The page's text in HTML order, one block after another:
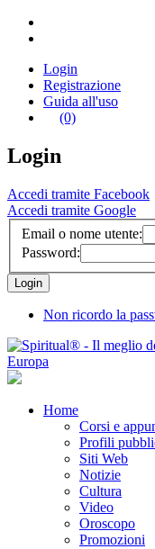
Login
Registrazione
Guida all'uso
(0)
Login
Accedi tramite Facebook
Accedi tramite Google
Email o nome utente:
Password:
Non ricordo la
Home
Corsi e
Profili
Siti Web
Notizie
Cultura
Video
Oroscopo
Promozioni